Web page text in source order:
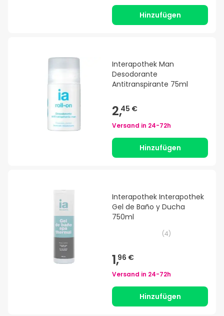
Hinzufügen
Interapothek Man
Desodorante
Antitranspirante 75ml
2,45 €
Versand in 24-72h
Hinzufügen
Interapothek Interapothek
Gel de Baño y Ducha
750ml
(4)
1,96 €
Versand in 24-72h
Hinzufügen